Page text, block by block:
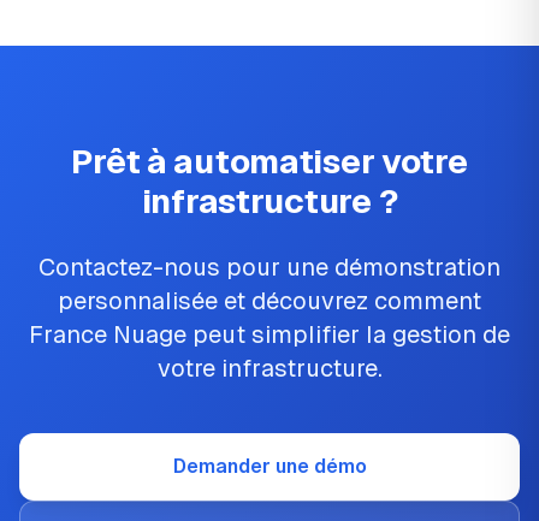
Prêt à automatiser votre
infrastructure ?
Contactez-nous pour une démonstration
personnalisée et découvrez comment
France Nuage peut simplifier la gestion de
votre infrastructure.
Demander une démo